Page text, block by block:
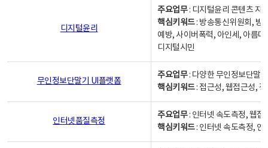
디지털윤리
주요업무: 디지털윤리 콘텐츠 지
핵심키워드: 방송통신위원회, 방
예방, 사이버폭력, 아인세, 아름
디지털시민
무인정보단말기 UI플랫폼
주요업무: 다양한 무인정보단말
핵심키워드: 접근성, 웹접근성,
인터넷품질측정
주요업무: 인터넷 속도측정, 웹접
핵심키워드: 인터넷 속도측정, 인